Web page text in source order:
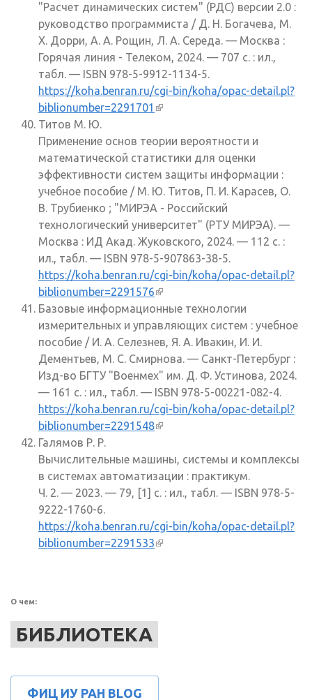
"Расчет динамических систем" (РДС) версии 2.0 :
руководство программиста / Д. Н. Богачева, М.
Х. Дорри, А. А. Рощин, Л. А. Середа. — Москва :
Горячая линия - Телеком, 2024. — 707 с. : ил.,
табл. — ISBN 978-5-9912-1134-5.
https://koha.benran.ru/cgi-bin/koha/opac-detail.pl?
biblionumber=2291701 (внешняя ссылка)
Титов М. Ю.
Применение основ теории вероятности и
математической статистики для оценки
эффективности систем защиты информации :
учебное пособие / М. Ю. Титов, П. И. Карасев, О.
В. Трубиенко ; "МИРЭА - Российский
технологический университет" (РТУ МИРЭА). —
Москва : ИД Акад. Жуковского, 2024. — 112 с. :
ил., табл. — ISBN 978-5-907863-38-5.
https://koha.benran.ru/cgi-bin/koha/opac-detail.pl?
biblionumber=2291576(внешняя ссылка)
Базовые информационные технологии
измерительных и управляющих систем : учебное
пособие / И. А. Селезнев, Я. А. Ивакин, И. И.
Дементьев, М. С. Смирнова. — Санкт-Петербург :
Изд-во БГТУ "Военмех" им. Д. Ф. Устинова, 2024.
— 161 с. : ил., табл. — ISBN 978-5-00221-082-4.
https://koha.benran.ru/cgi-bin/koha/opac-detail.pl?
biblionumber=2291548(внешняя ссылка)
Галямов Р. Р.
Вычислительные машины, системы и комплексы
в системах автоматизации : практикум.
Ч. 2. — 2023. — 79, [1] с. : ил., табл. — ISBN 978-5-
9222-1760-6.
https://koha.benran.ru/cgi-bin/koha/opac-detail.pl?
biblionumber=2291533(внешняя ссылка)
О чем:
БИБЛИОТЕКА
ФИЦ ИУ РАН BLOG